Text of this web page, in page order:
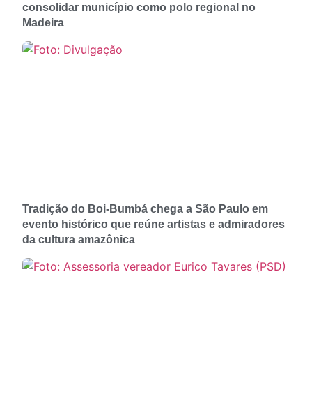
consolidar município como polo regional no
Madeira
Tradição do Boi-Bumbá chega a São Paulo em
evento histórico que reúne artistas e admiradores
da cultura amazônica